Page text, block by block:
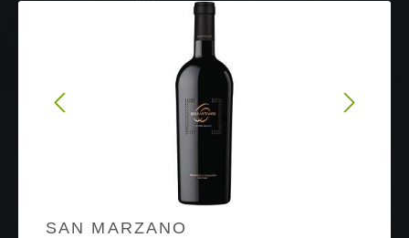
Bildergalerie überspringen
SAN MARZANO